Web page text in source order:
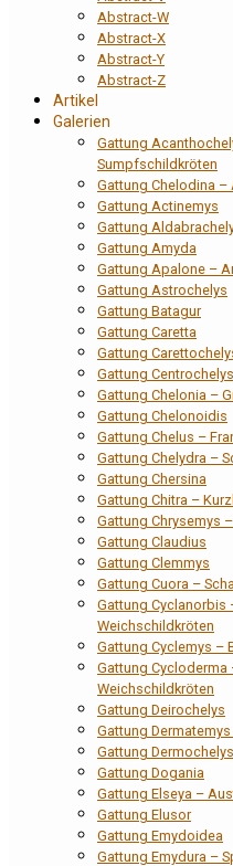
Abstract-W
Abstract-X
Abstract-Y
Abstract-Z
Artikel
Galerien
Gattung
Sumpfschildkröten
Gattung Chelodina
Gattung Actinemys
Gattung
Gattung Amyda
Gattung Apalone –
Gattung Astrochelys
Gattung Batagur
Gattung Caretta
Gattung
Gattung Centrochelys
Gattung Chelonia –
Gattung Chelonoidis
Gattung Chelus –
Gattung Chelydra –
Gattung Chersina
Gattung Chitra –
Gattung Chrysemys
Gattung Claudius
Gattung Clemmys
Gattung Cuora –
Gattung Cyclanorbis
Weichschildkröten
Gattung Cyclemys –
Gattung
Weichschildkröten
Gattung Deirochelys
Gattung
Gattung Dermochelys
Gattung Dogania
Gattung Elseya –
Gattung Elusor
Gattung Emydoidea
Gattung Emydura –